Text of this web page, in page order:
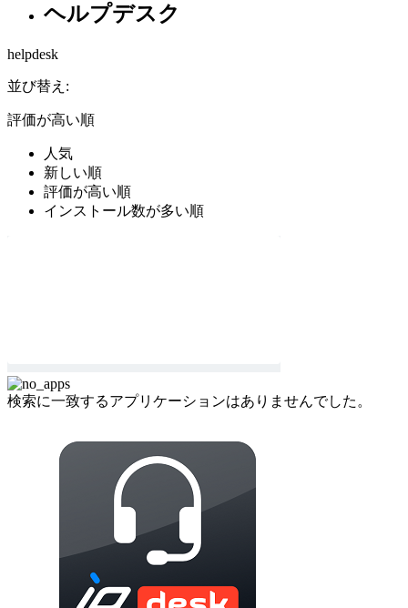
ヘルプデスク
helpdesk
並び替え:
評価が高い順
人気
新しい順
評価が高い順
インストール数が多い順
検索に一致するアプリケーションはありませんでした。